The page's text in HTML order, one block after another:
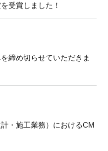
受賞しました！
締め切らせていただきま
・施工業務）におけるCM